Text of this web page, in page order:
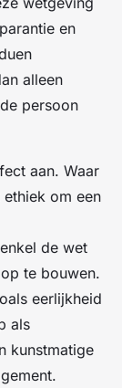
en
alleen
persoon
aan. Waar
om een
de wet
te bouwen.
eerlijkheid
als
kunstmatige